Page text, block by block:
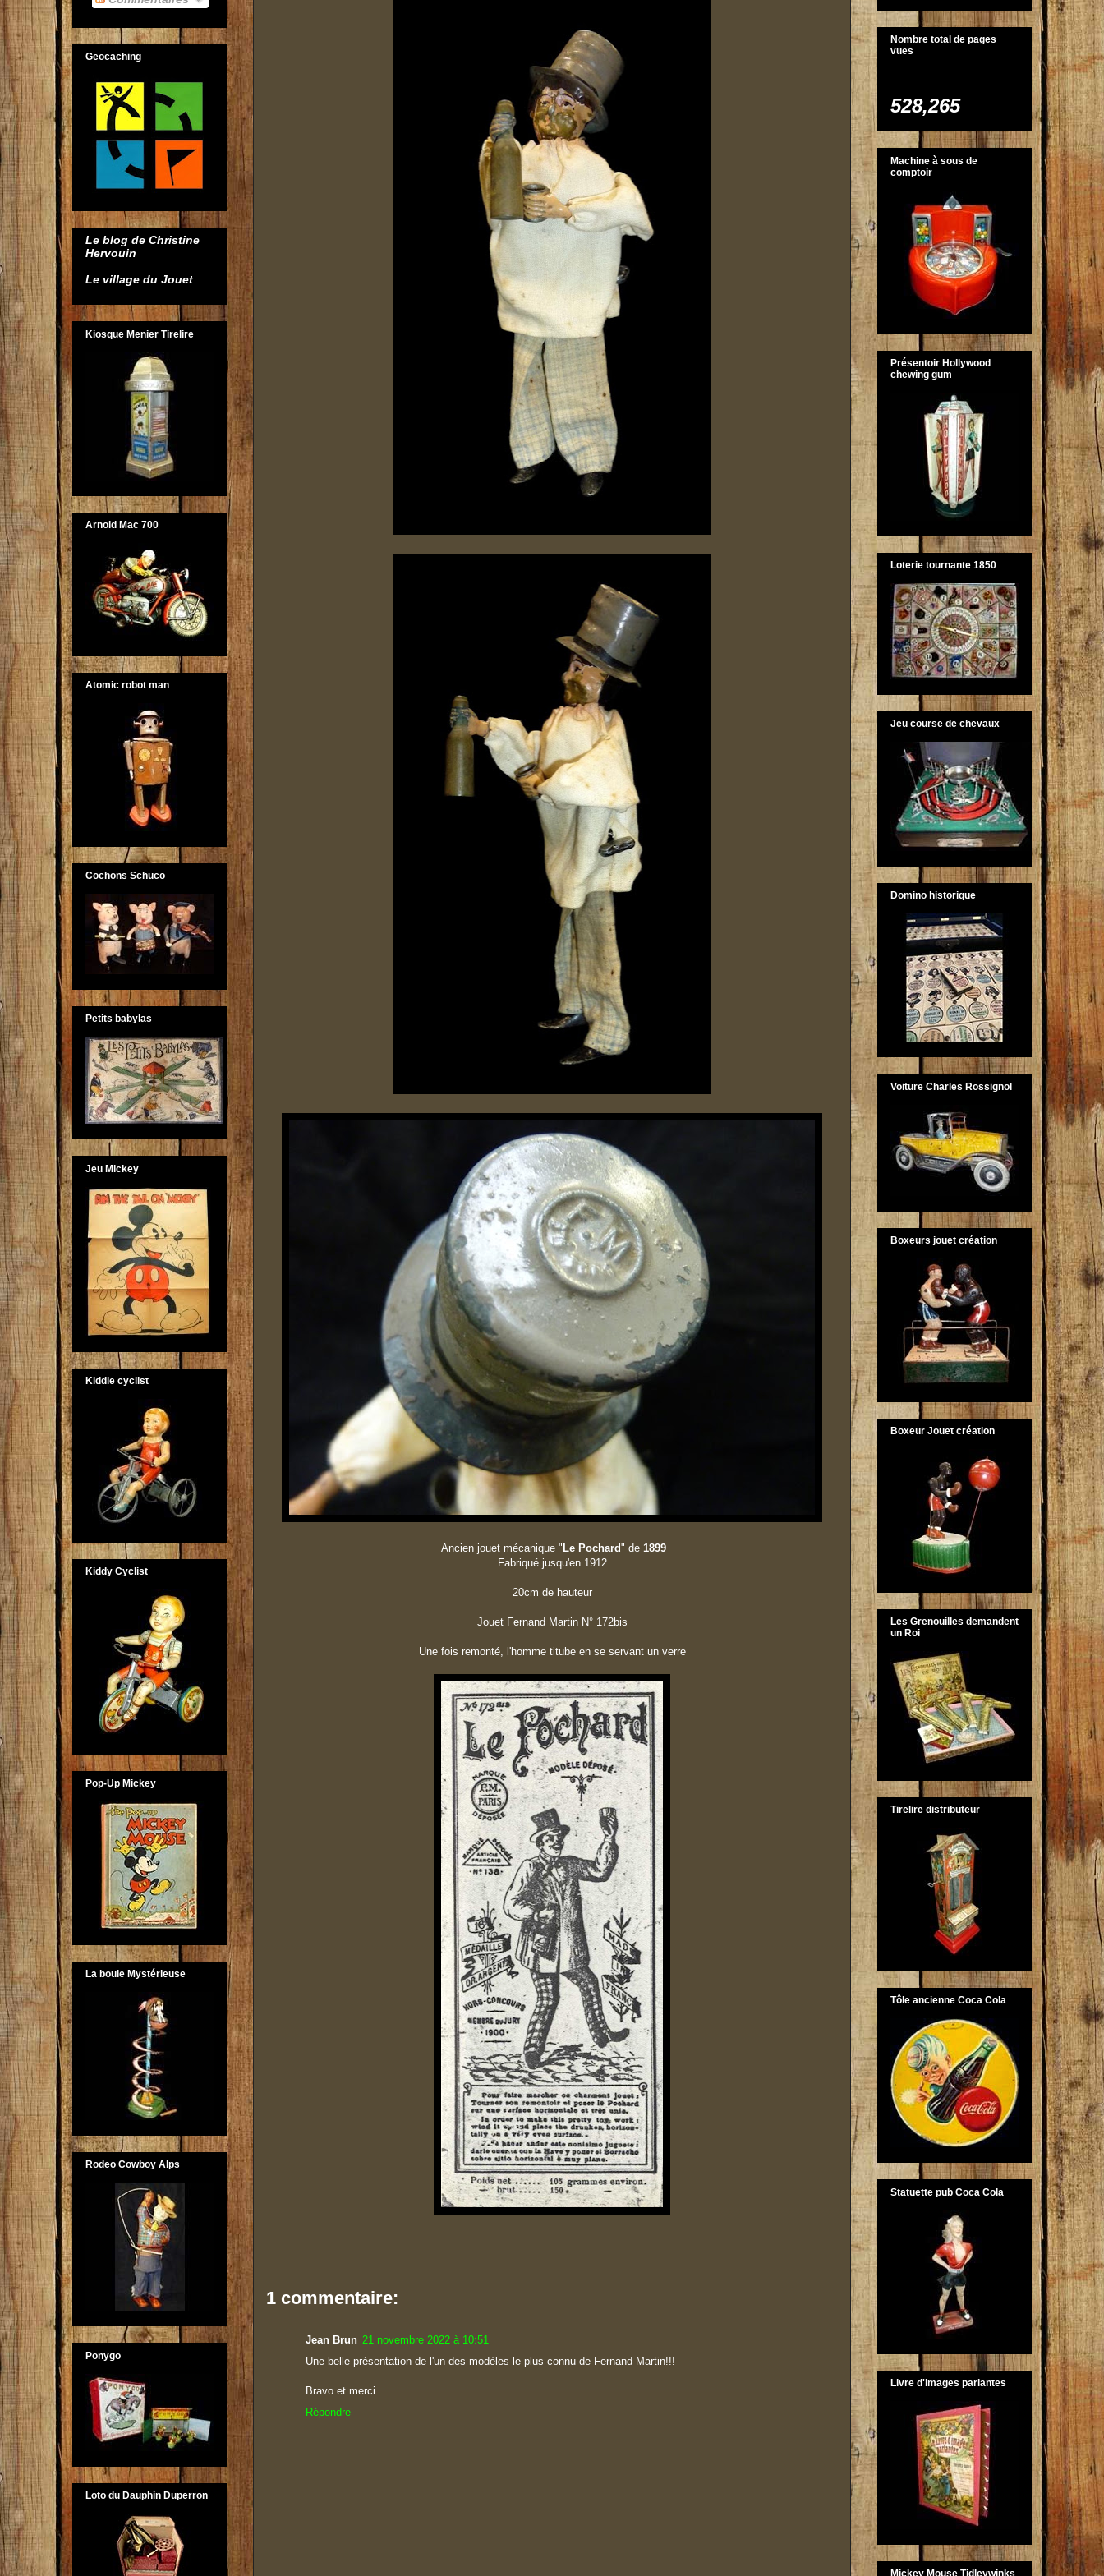
Ancien jouet mécanique " Le Pochard" de 1899
Fabriqué jusqu'en 1912
20cm de hauteur
Jouet Fernand Martin N° 172bis
Une fois remonté, l'homme titube en se servant un verre
1 commentaire:
Jean Brun 21 novembre 2022 à 10:51
Une belle présentation de l'un des modèles le plus connu de Fernand Martin!!!
Bravo et merci
Répondre
Geocaching
Le blog de Christine
Hervouin
Le village du Jouet
Kiosque Menier Tirelire
Arnold Mac 700
Atomic robot man
Cochons Schuco
Petits babylas
Jeu Mickey
Kiddie cyclist
Kiddy Cyclist
Pop-Up Mickey
La boule Mystérieuse
Rodeo Cowboy Alps
Ponygo
Loto du Dauphin Duperron
Nombre total de pages
vues
528,265
Machine à sous de
comptoir
Présentoir Hollywood
chewing gum
Loterie tournante 1850
Jeu course de chevaux
Domino historique
Voiture Charles Rossignol
Boxeurs jouet création
Boxeur Jouet création
Les Grenouilles demandent
un Roi
Tirelire distributeur
Tôle ancienne Coca Cola
Statuette pub Coca Cola
Livre d'images parlantes
Mickey Mouse Tidleywinks